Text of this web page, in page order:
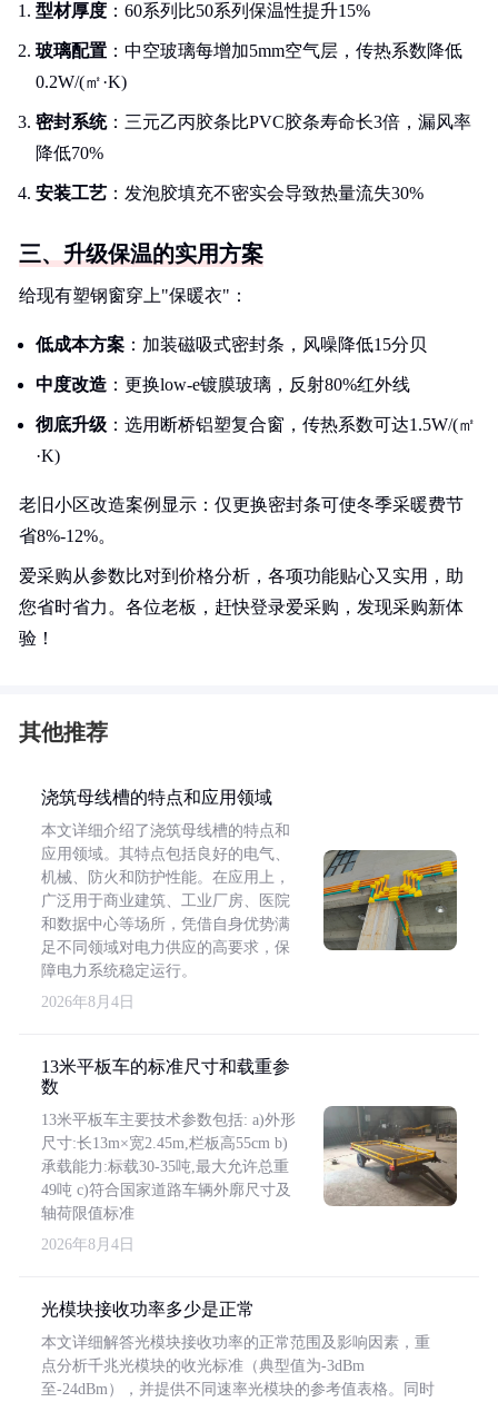
型材厚度 ：60系列比50系列保温性提升15%
玻璃配置 ：中空玻璃每增加5mm空气层，传热系数降低
0.2W/(㎡·K)
密封系统：三元乙丙胶条比PVC胶条寿命长3倍，漏风率
降低70%
安装工艺 ：发泡胶填充不密实会导致热量流失30%
三、升级保温的实用方案
给现有塑钢窗穿上"保暖衣"：
低成本方案 ：加装磁吸式密封条，风噪降低15分贝
中度改造 ：更换low-e镀膜玻璃，反射80%红外线
彻底升级 ：选用断桥铝塑复合窗，传热系数可达1.5W/(㎡
·K)
老旧小区改造案例显示：仅更换密封条可使冬季采暖费节
省8%-12%。
爱采购从参数比对到价格分析，各项功能贴心又实用，助
您省时省力。各位老板，赶快登录爱采购，发现采购新体
验！
其他推荐
浇筑母线槽的特点和应用领域
本文详细介绍了浇筑母线槽的特点和
应用领域。其特点包括良好的电气、
机械、防火和防护性能。在应用上，
广泛用于商业建筑、工业厂房、医院
和数据中心等场所，凭借自身优势满
足不同领域对电力供应的高要求，保
障电力系统稳定运行。
2026年8月4日
13米平板车的标准尺寸和载重参
数
13米平板车主要技术参数包括: a)外形
尺寸:长13m×宽2.45m,栏板高55cm b)
承载能力:标载30-35吨,最大允许总重
49吨 c)符合国家道路车辆外廓尺寸及
轴荷限值标准
2026年8月4日
光模块接收功率多少是正常
本文详细解答光模块接收功率的正常范围及影响因素，重
点分析千兆光模块的收光标准（典型值为-3dBm
至-24dBm），并提供不同速率光模块的参考值表格。同时